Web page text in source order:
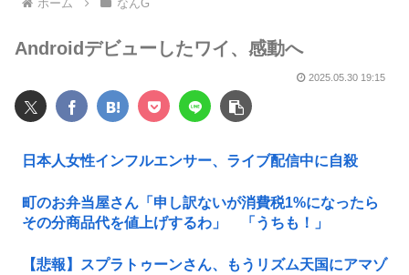
ホーム なんG
Androidデビューしたワイ、感動へ
2025.05.30 19:15
日本人女性インフルエンサー、ライブ配信中に自殺
町のお弁当屋さん「申し訳ないが消費税1%になったら
その分商品代を値上げするわ」 「うちも！」
【悲報】スプラトゥーンさん、もうリズム天国にアマゾ